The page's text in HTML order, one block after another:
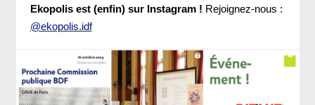
Ekopolis est (enfin) sur Instagram ! Rejoignez-nous :
@ekopolis.idf